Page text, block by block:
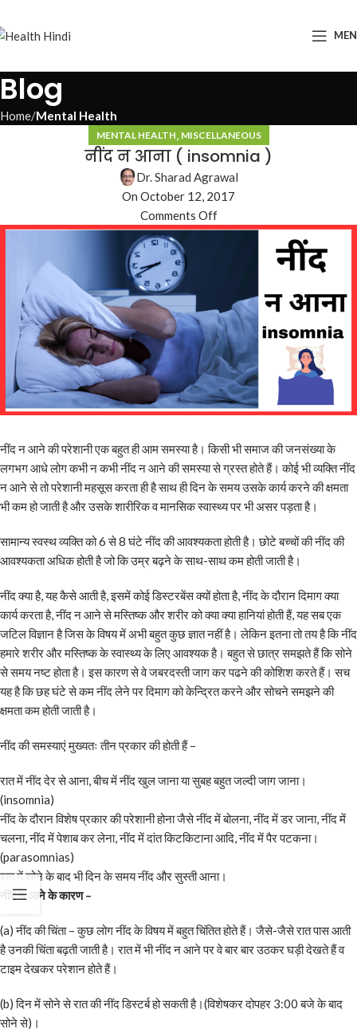
Blog
Home Mental Health
MENTAL HEALTH, MISCELLANEOUS
नींद न आना ( insomnia )
Dr. Sharad Agrawal
On October 12, 2017
Comments Off
नींद न आने की परेशानी एक बहुत ही आम समस्या है। किसी भी समाज की जनसंख्या के
लगभग आधे लोग कभी न कभी नींद न आने की समस्या से ग्रस्त होते हैं। कोई भी व्यक्ति नींद
न आने से तो परेशानी महसूस करता ही है साथ ही दिन के समय उसके कार्य करने की क्षमता
भी कम हो जाती है और उसके शारीरिक व मानसिक स्वास्थ्य पर भी असर पड़ता है।
सामान्य स्वस्थ व्यक्ति को 6 से 8 घंटे नींद की आवश्यकता होती है। छोटे बच्चों की नींद की
आवश्यकता अधिक होती है जो कि उम्र बढ़ने के साथ-साथ कम होती जाती है।
नींद क्या है, यह कैसे आती है, इसमें कोई डिस्टरबेंस क्यों होता है, नींद के दौरान दिमाग क्या
कार्य करता है, नींद न आने से मस्तिष्क और शरीर को क्या क्या हानियां होती हैं, यह सब एक
जटिल विज्ञान है जिस के विषय में अभी बहुत कुछ ज्ञात नहीं है। लेकिन इतना तो तय है कि नींद
हमारे शरीर और मस्तिष्क के स्वास्थ्य के लिए आवश्यक है। बहुत से छात्र समझते हैं कि सोने
से समय नष्ट होता है। इस कारण से वे जबरदस्ती जाग कर पढने की कोशिश करते हैं। सच
यह है कि छह घंटे से कम नींद लेने पर दिमाग को केन्द्रित करने और सोचने समझने की
क्षमता कम होती जाती है।
नींद की समस्याएं मुख्यतः तीन प्रकार की होती हैं –
रात में नींद देर से आना, बीच में नींद खुल जाना या सुबह बहुत जल्दी जाग जाना।
(insomnia)
नींद के दौरान विशेष प्रकार की परेशानी होना जैसे नींद में बोलना, नींद में डर जाना, नींद में
चलना, नींद में पेशाब कर लेना, नींद में दांत किटकिटाना आदि, नींद में पैर पटकना।
(parasomnias)
रात में सोने के बाद भी दिन के समय नींद और सुस्ती आना।
नींद न आने के कारण –
(a) नींद की चिंता – कुछ लोग नींद के विषय में बहुत चिंतित होते हैं। जैसे-जैसे रात पास आती
है उनकी चिंता बढ़ती जाती है। रात में भी नींद न आने पर वे बार बार उठकर घड़ी देखते हैं व
टाइम देखकर परेशान होते हैं।
(b) दिन में सोने से रात की नींद डिस्टर्ब हो सकती है।(विशेषकर दोपहर 3:00 बजे के बाद
सोने से)।